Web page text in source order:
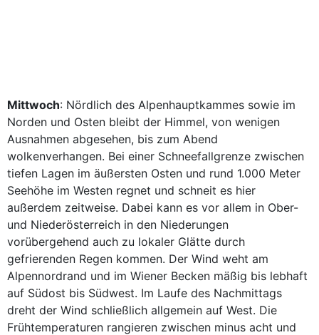
Mittwoch: Nördlich des Alpenhauptkammes sowie im
Norden und Osten bleibt der Himmel, von wenigen
Ausnahmen abgesehen, bis zum Abend
wolkenverhangen. Bei einer Schneefallgrenze zwischen
tiefen Lagen im äußersten Osten und rund 1.000 Meter
Seehöhe im Westen regnet und schneit es hier
außerdem zeitweise. Dabei kann es vor allem in Ober-
und Niederösterreich in den Niederungen
vorübergehend auch zu lokaler Glätte durch
gefrierenden Regen kommen. Der Wind weht am
Alpennordrand und im Wiener Becken mäßig bis lebhaft
auf Südost bis Südwest. Im Laufe des Nachmittags
dreht der Wind schließlich allgemein auf West. Die
Frühtemperaturen rangieren zwischen minus acht und